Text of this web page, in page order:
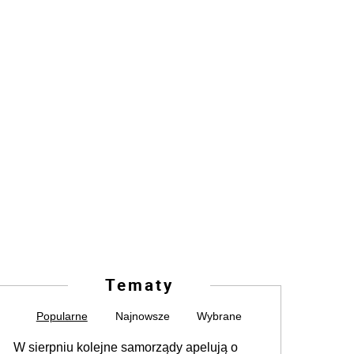
Tematy
Popularne Najnowsze Wybrane
W sierpniu kolejne samorządy apelują o